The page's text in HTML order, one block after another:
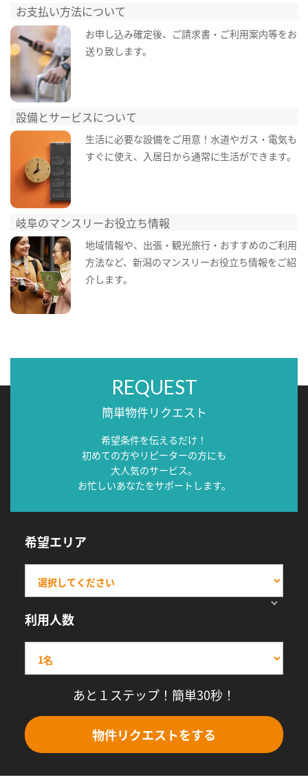
お支払い方法について
お申し込み確定後、ご請求書・ご利用案内等をお
送り致します。
設備とサービスについて
生活に必要な設備をご用意！水道やガス・電気も
すぐに使え、入居日から通常に生活ができます。
岐阜のマンスリーお役立ち情報
地域情報や、出張・観光旅行・おすすめのご利用
方法など、新潟のマンスリーお役立ち情報をご紹
介します。
REQUEST
簡単物件リクエスト
希望条件を伝えるだけ！
初めての方やリピーターの方にも
大人気のサービス。
お忙しいあなたをサポートします。
希望エリア
利用人数
あと１ステップ！簡単30秒！
物件リクエストをする